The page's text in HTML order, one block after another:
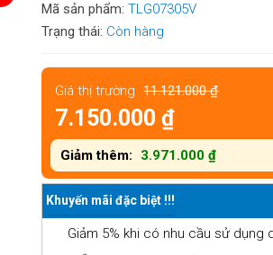
Mã sản phẩm: TLG07305V
Trạng thái: Còn hàng
Giá thị trường 11.121.000₫
7.150.000₫
Giảm thêm: 3.971.000₫
Khuyến mãi đặc biệt !!!
Giảm 5% khi có nhu cầu sử dụng